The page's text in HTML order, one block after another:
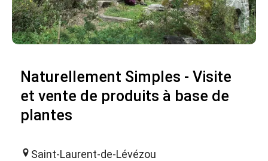
Naturellement Simples - Visite
et vente de produits à base de
plantes
Saint-Laurent-de-Lévézou